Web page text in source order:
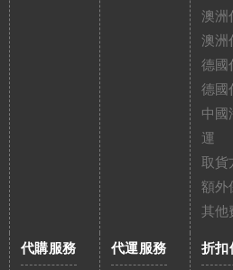
澳洲
澳洲
德國
德國
中國
運
取貨
額外
其他
代購服務 代運服務 折扣